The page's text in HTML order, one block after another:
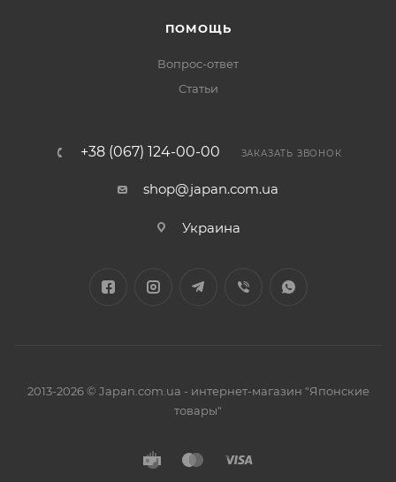
ПОМОЩЬ
Вопрос-ответ
Статьи
+38 (067) 124-00-00 ЗАКАЗАТЬ ЗВОНОК
shop@japan.com.ua
Украина
2013-2026 © Japan.com.ua - интернет-магазин "Японские
товары"